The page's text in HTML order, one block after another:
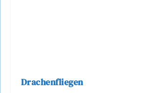
Drachenfliegen